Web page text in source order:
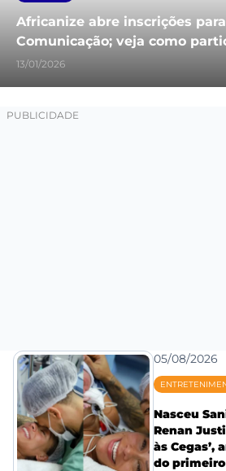
Africanize abre inscrições
Comunicação; veja como
13/01/2026
05/08/2026
Nasceu
Renan
às Cegas’,
do